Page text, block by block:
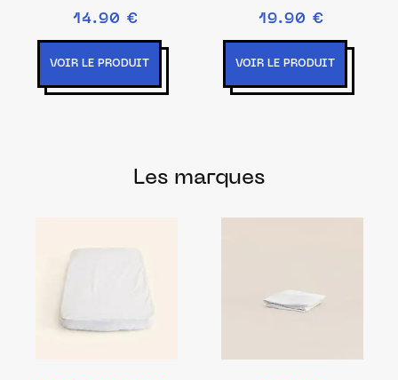
14.90 €
VOIR LE PRODUIT
19.90 €
VOIR LE PRODUIT
Les marques